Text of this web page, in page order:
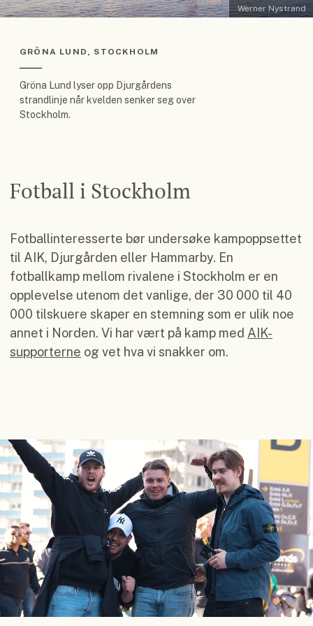
Werner Nystrand
GRÖNA LUND, STOCKHOLM
Gröna Lund lyser opp Djurgårdens
strandlinje når kvelden senker seg over
Stockholm.
Fotball i Stockholm
Fotballinteresserte bør undersøke kampoppsettet
til AIK, Djurgården eller Hammarby. En
fotballkamp mellom rivalene i Stockholm er en
opplevelse utenom det vanlige, der 30 000 til 40
000 tilskuere skaper en stemning som er ulik noe
annet i Norden. Vi har vært på kamp med AIK-
supporterne og vet hva vi snakker om.